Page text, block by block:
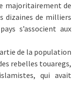
majoritairement de
dizaines de milliers
s’associent aux
de la population
rebelles touaregs,
qui avait